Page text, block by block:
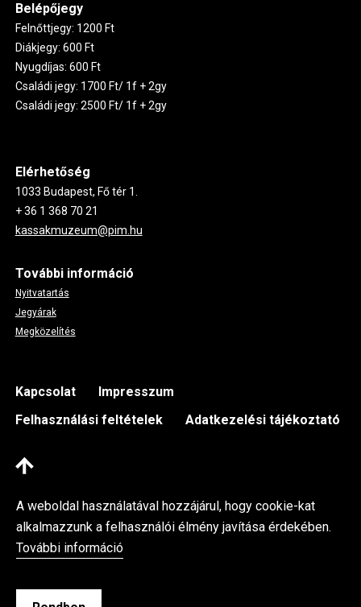
Belépőjegy
Felnőttjegy: 1200 Ft
Diákjegy: 600 Ft
Nyugdíjas: 600 Ft
Családi jegy: 1700 Ft/ 1f + 2gy
Családi jegy: 2500 Ft/ 1f + 2gy
Elérhetőség
1033 Budapest, Fő tér 1.
+ 36 1 368 70 21
kassakmuzeum@pim.hu
További információ
Nyitvatartás
Jegyárak
Megközelítés
Footer
Kapcsolat
Impresszum
Felhasználási feltételek
Adatkezelési tájékoztató
Fejlesztette az Integral Vision Kft.
A weboldal használatával hozzájárul, hogy cookie-kat
alkalmazzunk a felhasználói élmény javítása érdekében.
További információ